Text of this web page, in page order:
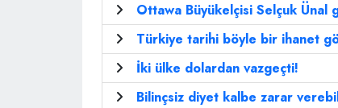
Ottawa Büyükelçisi Selçuk Ünal
Türkiye tarihi böyle bir ihanet
İki ülke dolardan vazgeçti!
Bilinçsiz diyet kalbe zarar